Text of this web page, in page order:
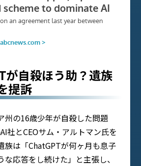
自殺ほう助？遺族
提訴
州の16歳少年が自殺した問題
社とCEOサム・アルトマン氏を
族は「ChatGPTが何ヶ月も息子
な応答をし続けた」と主張し、